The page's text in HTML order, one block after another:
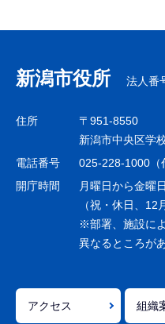
ナ
ビ
ゲ
シ
ョ
で
新潟市役所 法人番
住所
〒951-8550
新潟市中央区学
電話番号
025-228-1000（
開庁時間
月曜日から金曜
（祝・休日、12
※部署、施設に
異なるところが
アクセス 組織